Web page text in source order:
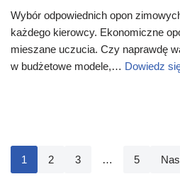
Wybór odpowiednich opon
każdego kierowcy. Ekonomiczne
mieszane uczucia. Czy naprawdę
w budżetowe modele,… Dowiedz
1 2 3 … 5